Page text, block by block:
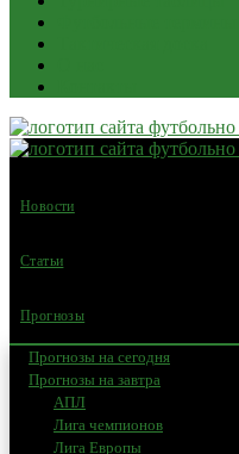
Новости
Статьи
Прогнозы
Прогнозы на сегодня
Прогнозы на завтра
АПЛ
Лига чемпионов
Лига Европы